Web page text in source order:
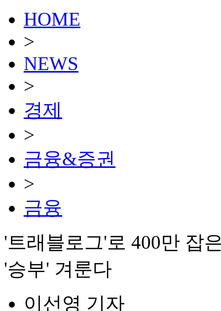
HOME
>
NEWS
>
경제
>
금융&증권
>
금융
'트래블로그'로 400만 잡
'승부' 겨룬다
이선영 기자